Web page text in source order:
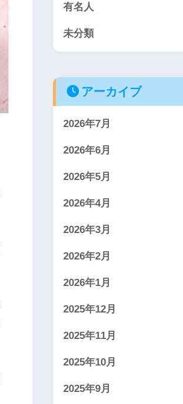
有名人
未分類
アーカイブ
2026年7月
2026年6月
2026年5月
2026年4月
2026年3月
2026年2月
2026年1月
2025年12月
2025年11月
2025年10月
2025年9月